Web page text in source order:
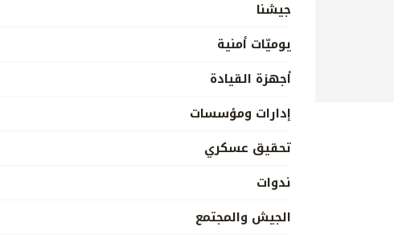
جيشنا
يوميّات أمنية
أجهزة القيادة
إدارات ومؤسسات
تحقيق عسكري
ندوات
الجيش والمجتمع